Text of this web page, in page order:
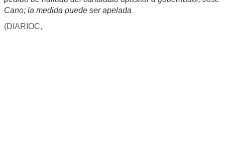
Cano; la medida puede ser apelada
(DIARIOC,